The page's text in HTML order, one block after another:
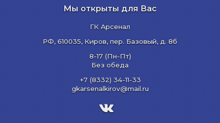
Мы открыты для Вас
ГК Арсенал
РФ, 610035, Киров, пер. Базовый, д. 8б
8-17 (Пн-Пт)
Без обеда
+7 (8332) 34-11-33
gkarsenalkirov@mail.ru